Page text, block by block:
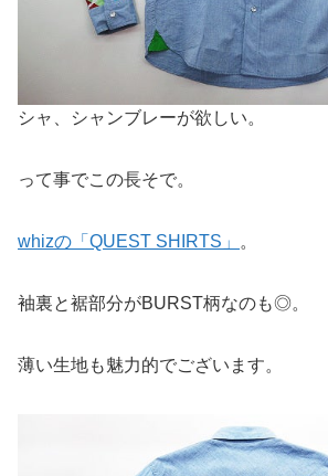
シャ、シャンブレーが欲しい。
って事でこの長そで。
whizの「QUEST SHIRTS」 。
袖裏と裾部分がBURST柄なのも◎。
薄い生地も魅力的でございます。